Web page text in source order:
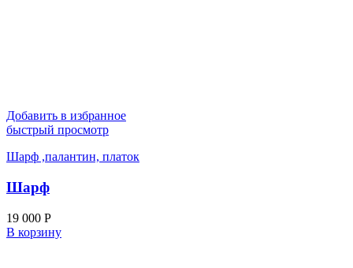
Добавить в избранное
быстрый просмотр
Шарф ,палантин, платок
Шарф
19 000 Р
В корзину